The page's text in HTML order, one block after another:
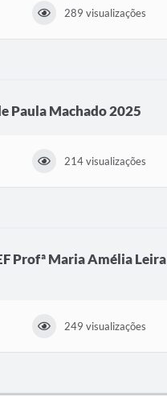
289 visualizações
Paula Machado 2025
214 visualizações
Profª Maria Amélia Leira
249 visualizações